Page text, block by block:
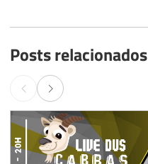
Posts relacionados